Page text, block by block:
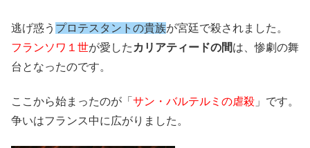
逃げ惑う プロテスタントの貴族が宮廷で殺されました。
フランソワ１世が愛した カリアティードの間は、惨劇の舞
台となったのです。
ここから始まったのが「 サン・バルテルミの虐殺 」です。
争いはフランス中に広がりました。